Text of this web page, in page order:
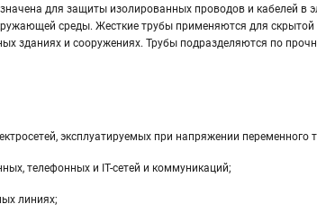
для защиты изолированных проводов и кабелей в
среды. Жесткие трубы применяются для скрытой
зданиях и сооружениях. Трубы подразделяются по
эксплуатируемых при напряжении переменного
телефонных и IT-сетей и коммуникаций;
линиях;